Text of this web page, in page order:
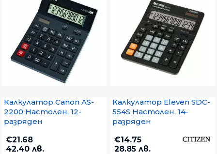
Калкулатор Canon AS-
2200 Настолен, 12-
разряден
€21.68
42.40 лв.
Калкулатор Eleven SDC-
554S Настолен, 14-
разряден
€14.75
28.85 лв.